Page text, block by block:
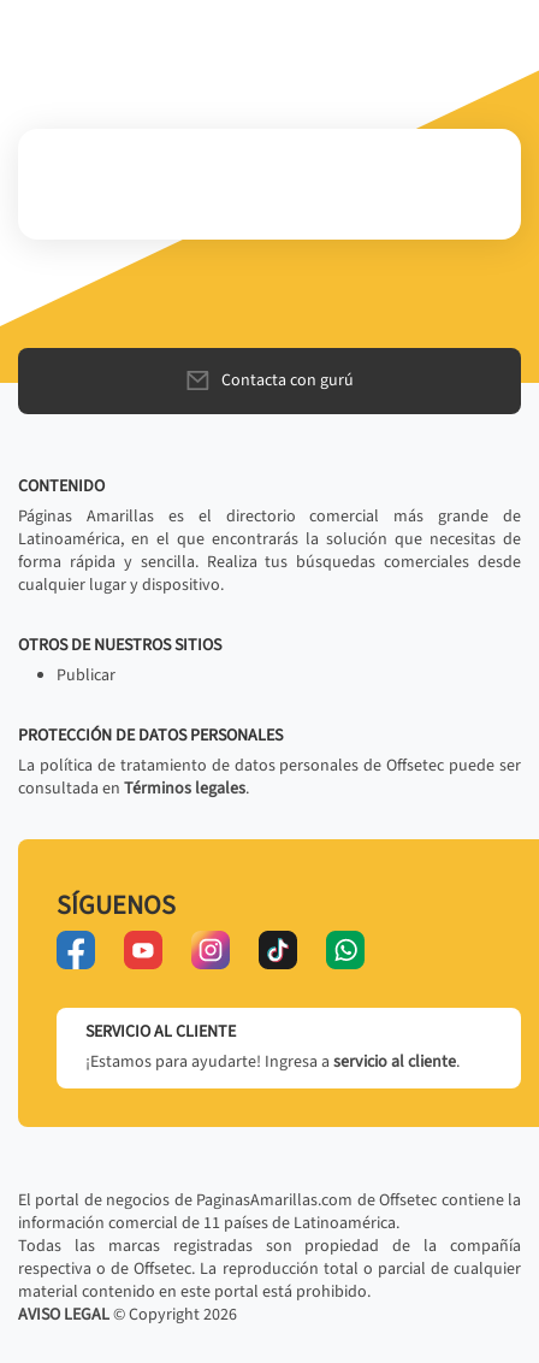
Contacta con gurú
CONTENIDO
Páginas Amarillas es el directorio comercial más grande de
Latinoamérica, en el que encontrarás la solución que necesitas de
forma rápida y sencilla. Realiza tus búsquedas comerciales desde
cualquier lugar y dispositivo.
OTROS DE NUESTROS SITIOS
Publicar
PROTECCIÓN DE DATOS PERSONALES
La política de tratamiento de datos personales de Offsetec puede ser
consultada en Términos legales.
SÍGUENOS
SERVICIO AL CLIENTE
¡Estamos para ayudarte! Ingresa a servicio al cliente.
El portal de negocios de PaginasAmarillas.com de Offsetec contiene la
información comercial de 11 países de Latinoamérica.
Todas las marcas registradas son propiedad de la compañía
respectiva o de Offsetec. La reproducción total o parcial de cualquier
material contenido en este portal está prohibido.
AVISO LEGAL© Copyright2026